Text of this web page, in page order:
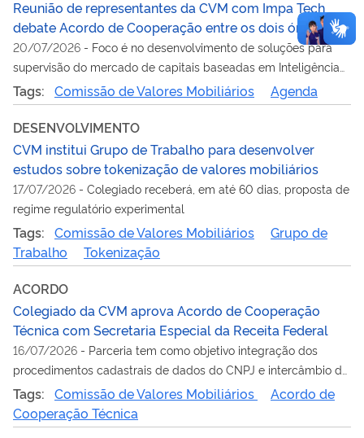
Reunião de representantes da CVM com Impa Tech
debate Acordo de Cooperação entre os dois órgãos
20/07/2026 - Foco é no desenvolvimento de soluções para
supervisão do mercado de capitais baseadas em Inteligência
Artificial
Tags: Comissão de Valores Mobiliários Agenda
DESENVOLVIMENTO
CVM institui Grupo de Trabalho para desenvolver
estudos sobre tokenização de valores mobiliários
17/07/2026 - Colegiado receberá, em até 60 dias, proposta de
regime regulatório experimental
Tags: Comissão de Valores Mobiliários
Grupo de
Trabalho
Tokenização
ACORDO
Colegiado da CVM aprova Acordo de Cooperação
Técnica com Secretaria Especial da Receita Federal
16/07/2026 - Parceria tem como objetivo integração dos
procedimentos cadastrais de dados do CNPJ e intercâmbio de
informações
Tags: Comissão de Valores Mobiliários
Acordo de
Cooperação Técnica